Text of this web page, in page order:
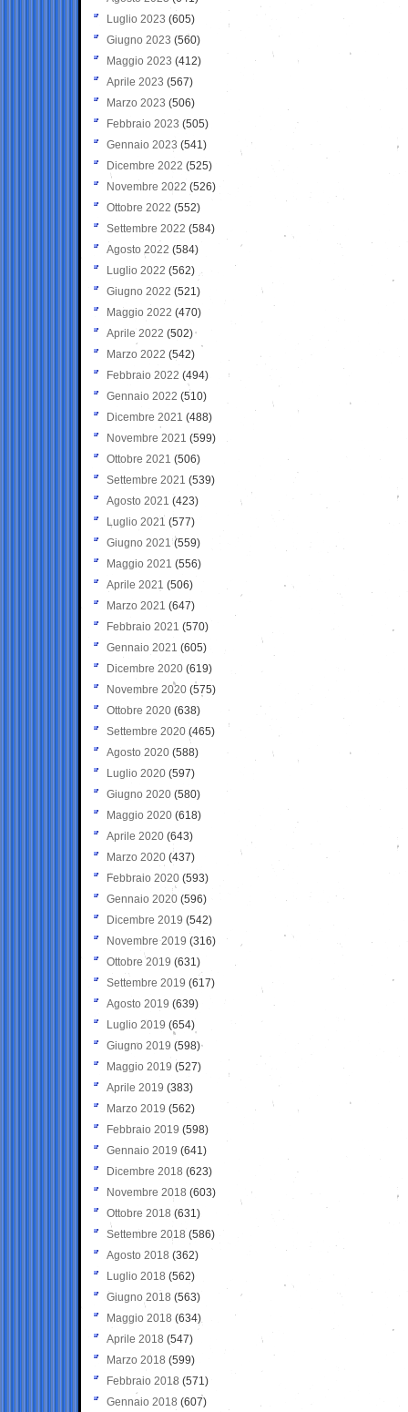
Luglio 2023 (605)
Giugno 2023 (560)
Maggio 2023 (412)
Aprile 2023 (567)
Marzo 2023 (506)
Febbraio 2023 (505)
Gennaio 2023 (541)
Dicembre 2022 (525)
Novembre 2022 (526)
Ottobre 2022 (552)
Settembre 2022 (584)
Agosto 2022 (584)
Luglio 2022 (562)
Giugno 2022 (521)
Maggio 2022 (470)
Aprile 2022 (502)
Marzo 2022 (542)
Febbraio 2022 (494)
Gennaio 2022 (510)
Dicembre 2021 (488)
Novembre 2021 (599)
Ottobre 2021 (506)
Settembre 2021 (539)
Agosto 2021 (423)
Luglio 2021 (577)
Giugno 2021(559)
Maggio 2021 (556)
Aprile 2021 (506)
Marzo 2021 (647)
Febbraio 2021 (570)
Gennaio 2021 (605)
Dicembre 2020 (619)
Novembre 2020 (575)
Ottobre 2020 (638)
Settembre 2020(465)
Agosto 2020 (588)
Luglio 2020 (597)
Giugno 2020 (580)
Maggio 2020 (618)
Aprile 2020 (643)
Marzo 2020 (437)
Febbraio 2020 (593)
Gennaio 2020 (596)
Dicembre 2019 (542)
Novembre 2019 (316)
Ottobre 2019 (631)
Settembre 2019 (617)
Agosto 2019 (639)
Luglio 2019 (654)
Giugno 2019 (598)
Maggio 2019 (527)
Aprile 2019 (383)
Marzo 2019 (562)
Febbraio 2019 (598)
Gennaio 2019 (641)
Dicembre 2018 (623)
Novembre 2018 (603)
Ottobre 2018 (631)
Settembre 2018 (586)
Agosto 2018 (362)
Luglio 2018 (562)
Giugno 2018 (563)
Maggio 2018 (634)
Aprile 2018 (547)
Marzo 2018 (599)
Febbraio 2018 (571)
Gennaio 2018 (607)